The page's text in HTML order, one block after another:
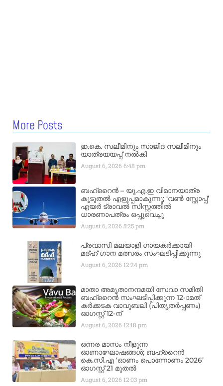
More Posts
ഇ.കെ. സലീമിനും സാജിദ സലീമിനും
യാത്രയയപ്പ് നൽകി
August 6, 20266:48 pm
ബഹ്‌റൈൻ – യു.എ.ഇ വിമാനയാത്ര
കൂടുതൽ എളുപ്പമാകുന്നു; ‘വൺ സ്റ്റോപ്പ്’
എയർ ട്രാവൽ സിസ്റ്റത്തിൽ
ധാരണാപത്രം ഒപ്പുവെച്ചു
August 6, 20265:25 pm
പ്രവാസി മലയാളി ഗായകർക്കായി
മദ്ഹ് ഗാന മത്സരം സംഘടിപ്പിക്കുന്നു
August 6, 2026 12:24 pm
മാതാ അമൃതാനന്ദമയി സേവാ സമിതി
ബഹ്‌റൈൻ സംഘടിപ്പിക്കുന്ന 12-ാമത്
കർക്കടക വാവുബലി (പിതൃതർപ്പണം)
ഓഗസ്റ്റ് 12-ന്
August 6, 2026 12:18 pm
ഒന്നര മാസം നീളുന്ന
ഓണാഘോഷങ്ങൾ; ബഹ്‌റൈൻ
കെ.സി.എ ‘ഓണം പൊന്നോണം 2026’
ഓഗസ്റ്റ് 21 മുതൽ
August 6, 2026 12:03 pm